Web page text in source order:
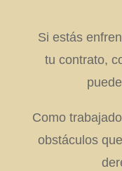
Si estás
tu contrato,
Como
obstáculos